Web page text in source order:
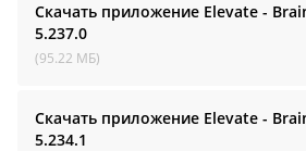
Скачать приложение Elevate -
5.237.0
(95.22 МБ)
Скачать приложение Elevate -
5.234.1